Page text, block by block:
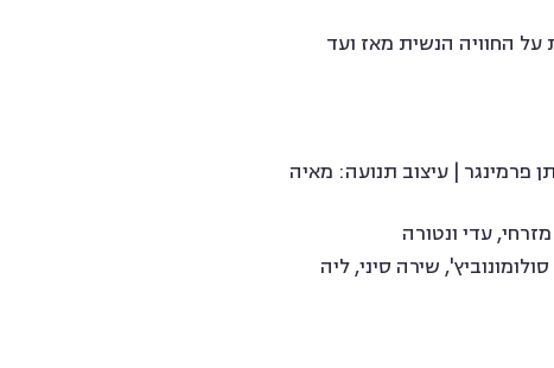
על החוויה הנשית מאז ועד
פרמינגר | עיצוב תנועה: מאיה
עדי ונטורה
שירה סיני, ליה